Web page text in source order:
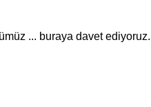
... buraya davet ediyoruz.